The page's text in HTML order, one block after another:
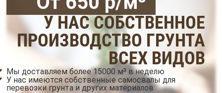
У НАС СОБСТВЕННОЕ
ПРОИЗВОДСТВО ГРУНТА
ВСЕХ ВИДОВ
Мы доставляем более 15000 м³ в неделю
У нас имеются собственные самосвалы для
перевозки грунта и других материалов